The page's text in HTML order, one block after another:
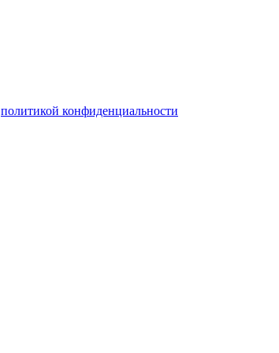
политикой конфиденциальности